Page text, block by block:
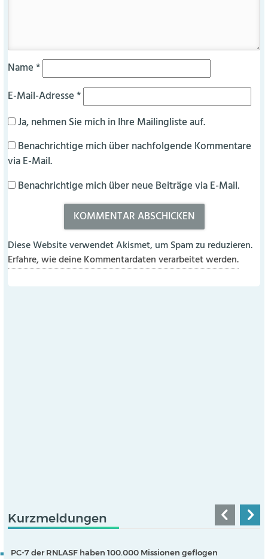
Name*
E-Mail-Adresse*
Ja, nehmen Sie mich in Ihre Mailingliste auf.
Benachrichtige mich über nachfolgende Kommentare
via E-Mail.
Benachrichtige mich über neue Beiträge via E-Mail.
Diese Website verwendet Akismet, um Spam zu reduzieren.
Erfahre, wie deine Kommentardaten verarbeitet werden.
Kurzmeldungen
PC-7 der RNLASF haben 100.000 Missionen geflogen